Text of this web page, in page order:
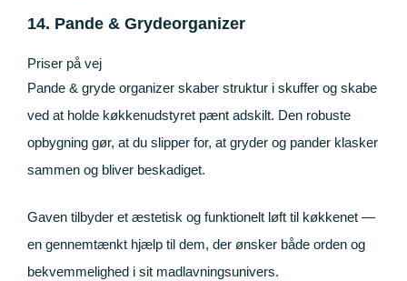
14. Pande & Grydeorganizer
Priser på vej
Pande & gryde organizer skaber struktur i skuffer og skabe
ved at holde køkkenudstyret pænt adskilt. Den robuste
opbygning gør, at du slipper for, at gryder og pander klasker
sammen og bliver beskadiget.
Gaven tilbyder et æstetisk og funktionelt løft til køkkenet —
en gennemtænkt hjælp til dem, der ønsker både orden og
bekvemmelighed i sit madlavningsunivers.